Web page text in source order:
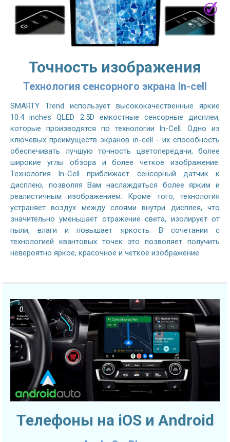
Точность изображения
Технология сенсорного экрана In-cell
SMARTY Trend использует высококачественные яркие
10.4 inches QLED 2.5D емкостные сенсорные дисплеи,
которые производятся по технологии In-Cell. Одно из
ключевых преимуществ экранов in-cell - их способность
обеспечивать лучшую точность цветопередачи, более
широкие углы обзора и более четкое изображение.
Технология In-Cell приближает сенсорный датчик к
дисплею, позволяя Вам наслаждаться более ярким и
реалистичным изображением. Кроме того, технология
устраняет воздух между слоями внутри дисплея, что
значительно уменьшает отражение света, изолирует от
пыли, влаги и повышает яркость. В сочетании с
технологией квантовых точек это позволяет получить
невероятно яркое, красочное и четкое изображение.
Телефоны на iOS и Android